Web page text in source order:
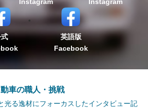
英語版
Facebook
車の職人・挑戦
光る逸材にフォーカスしたインタビュー記